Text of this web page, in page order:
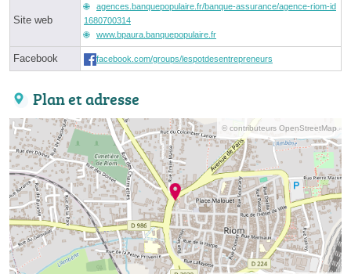
Site web
agences.banquepopulaire.fr/banque-assurance/agence-riom-id
1680700314
www.bpaura.banquepopulaire.fr
Facebook facebook.com/groups/lespotdesentrepreneurs
Plan et adresse
© contributeurs OpenStreetMap